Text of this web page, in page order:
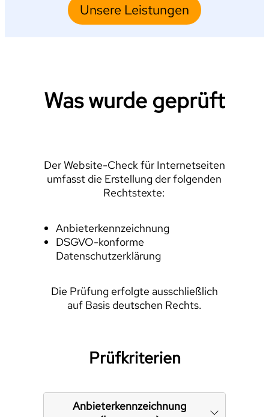
Unsere Leistungen
Was wurde geprüft
Der Website-Check für Internetseiten
umfasst die Erstellung der folgenden
Rechtstexte:
Anbieterkennzeichnung
DSGVO-konforme
Datenschutzerklärung
Die Prüfung erfolgte ausschließlich
auf Basis deutschen Rechts.
Prüfkriterien
Anbieterkennzeichnung